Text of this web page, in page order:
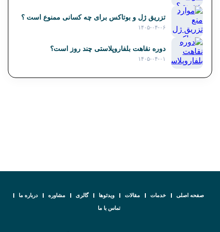
تزریق ژل و بوتاکس برای چه کسانی ممنوع است ؟
۱۴۰۵-۰۴-۰۶
دوره نقاهت بلفاروپلاستی چند روز است؟
۱۴۰۵-۰۴-۰۱
صفحه اصلی خدمات مقالات ویدئوها گالری مشاوره درباره ما
تماس با ما